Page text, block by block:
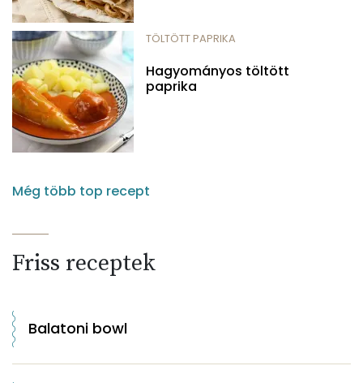
TÖLTÖTT PAPRIKA
Hagyományos töltött
paprika
Még több top recept
Friss receptek
Balatoni bowl